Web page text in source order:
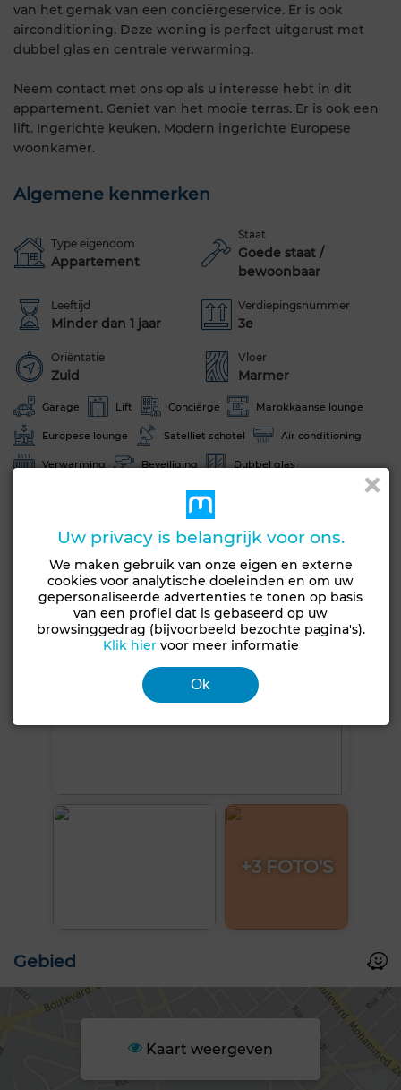
van het gemak van een conciërgeservice. Er is ook
airconditioning. Deze woning is perfect uitgerust met
dubbel glas en centrale verwarming.
Neem contact met ons op als u interesse hebt in dit
appartement. Geniet van het mooie terras. Er is ook een
lift. Ingerichte keuken. Modern ingerichte Europese
woonkamer.
Algemene kenmerken
Type eigendom
Appartement
Staat
Goede staat /
bewoonbaar
Leeftijd
Minder dan 1 jaar
Verdiepingsnummer
3e
Oriëntatie
Zuid
Vloer
Marmer
Garage Lift Conciërge Marokkaanse lounge
Europese lounge Satelliet schotel Air conditioning
Verwarming Beveiliging Dubbel glas
Uitgeruste keuken
Zie meer foto's
+3 FOTO'S
Gebied
Kaart weergeven
Uw privacy is belangrijk voor ons.
We maken gebruik van onze eigen en externe
cookies voor analytische doeleinden en om uw
gepersonaliseerde advertenties te tonen op basis
van een profiel dat is gebaseerd op uw
browsinggedrag (bijvoorbeeld bezochte pagina's).
Klik hiervoor meer informatie
Ok